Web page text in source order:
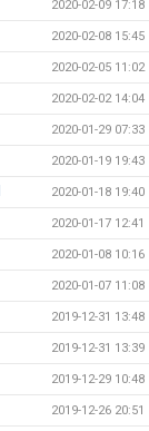
2020-02-09 17:18
2020-02-08 15:45
2020-02-05 11:02
2020-02-02 14:04
2020-01-29 07:33
2020-01-19 19:43
2020-01-18 19:40
2020-01-17 12:41
2020-01-08 10:16
2020-01-07 11:08
2019-12-31 13:48
2019-12-31 13:39
2019-12-29 10:48
2019-12-26 20:51